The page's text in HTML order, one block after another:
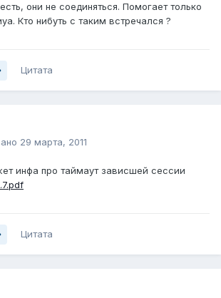
они не соединяться. Помогает только
Кто нибуть с таким встречался ?
Цитата
29 марта, 2011
инфа про таймаут зависшей сессии
Цитата